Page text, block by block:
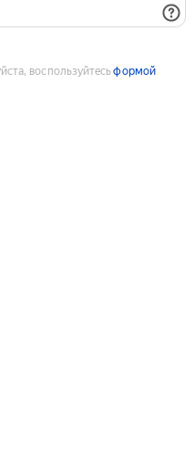
воспользуйтесьформой